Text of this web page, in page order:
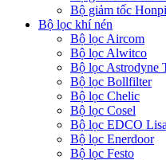
Bộ giảm tốc
Bộ lọc khí nén
Bộ lọc Aircom
Bộ lọc Alwitco
Bộ lọc Astrodyne
Bộ lọc Bollfilter
Bộ lọc Chelic
Bộ lọc Cosel
Bộ lọc EDCO Lisa
Bộ lọc Enerdoor
Bộ lọc Festo